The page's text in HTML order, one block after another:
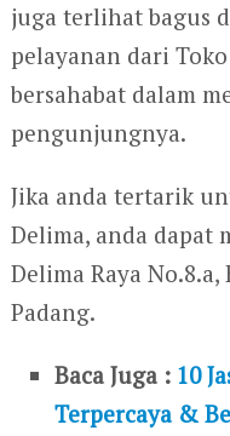
juga terlihat bagus
pelayanan dari
bersahabat dalam
pengunjungnya.
Jika anda tertarik
Delima, anda dapat
Delima Raya
Padang.
Baca Juga : 10
Terpercaya &